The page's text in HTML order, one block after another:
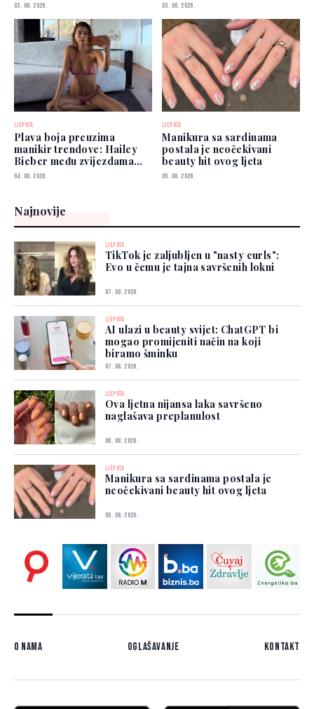
03. 08. 2026. 03. 08. 2026.
LJEPOTA
Plava boja preuzima
manikir trendove: Hailey
Bieber među zvijezdama
koje je već nose
04. 08. 2026.
LJEPOTA
Manikura sa sardinama
postala je neočekivani
beauty hit ovog ljeta
05. 08. 2026.
Najnovije
LJEPOTA
TikTok je zaljubljen u "nasty curls":
Evo u čemu je tajna savršenih lokni
07. 08. 2026.
LJEPOTA
AI ulazi u beauty svijet: ChatGPT bi
mogao promijeniti način na koji
biramo šminku
07. 08. 2026.
LJEPOTA
Ova ljetna nijansa laka savršeno
naglašava preplanulost
06. 08. 2026.
LJEPOTA
Manikura sa sardinama postala je
neočekivani beauty hit ovog ljeta
05. 08. 2026.
O nama Oglašavanje Kontakt